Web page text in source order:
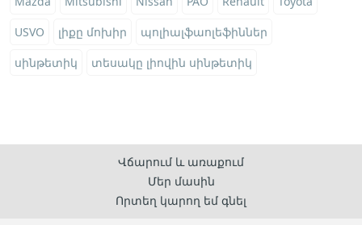
USVO
լիքը մոխիր
պոլիալֆաոլեֆիններ
սինթետիկ
տեսակը լիովին սինթետիկ
Վճարում և առաքում
Մեր մասին
Որտեղ կարող եմ գնել